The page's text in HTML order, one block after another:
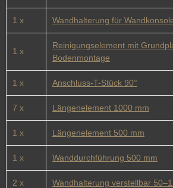
1 x Wandhalterung für
1 x
Reinigungselement mit
Bodenmontage
1 x Anschluss-T-Stück 90°
7 x Längenelement 1000 mm
1 x Längenelement 500 mm
1 x Wanddurchführung 500 mm
2 x Wandhalterung verstellbar